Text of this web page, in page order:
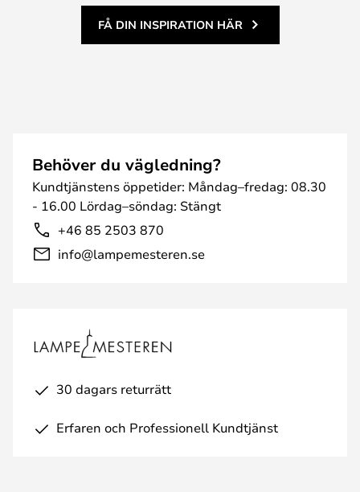
FÅ DIN INSPIRATION HÄR
Behöver du vägledning?
Kundtjänstens öppetider: Måndag–fredag: 08.30
- 16.00 Lördag–söndag: Stängt
+46 85 2503 870
info@lampemesteren.se
30 dagars returrätt
Erfaren och Professionell Kundtjänst